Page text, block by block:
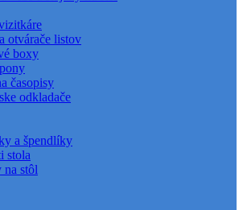
otvárače listov
boxy
časopisy
odkladače
a špendlíky
stola
na stôl